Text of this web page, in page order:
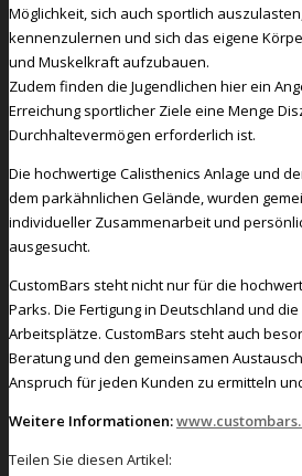
Möglichkeit, sich auch sportlich
kennenzulernen und sich das eigene
und Muskelkraft aufzubauen.
Zudem finden die Jugendlichen hier ein
Erreichung sportlicher Ziele eine Menge
Durchhaltevermögen erforderlich ist.
Die hochwertige Calisthenics Anlage und
dem parkähnlichen Gelände, wurden
individueller Zusammenarbeit und
ausgesucht.
CustomBars steht nicht nur für die
Parks. Die Fertigung in Deutschland und
Arbeitsplätze. CustomBars steht auch
Beratung und den gemeinsamen
Anspruch für jeden Kunden zu ermitteln
Weitere Informationen:
Teilen Sie diesen Artikel: